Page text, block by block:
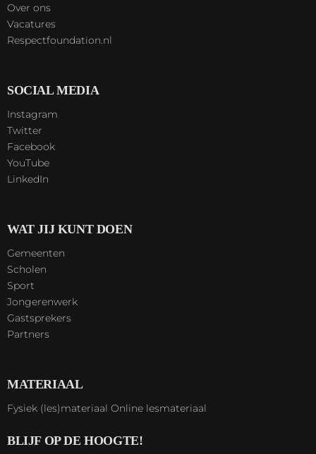
Over ons
Vacatures
Respectfoundation.nl
SOCIAL MEDIA
Instagram
Twitter
Facebook
YouTube
LinkedIn
WAT JIJ KUNT DOEN
Gemeenten
Scholen
Sport
Jongerenwerk
Gastsprekers
Partners
MATERIAAL
Fysiek (les)materiaal Online lesmateriaal
BLIJF OP DE HOOGTE!